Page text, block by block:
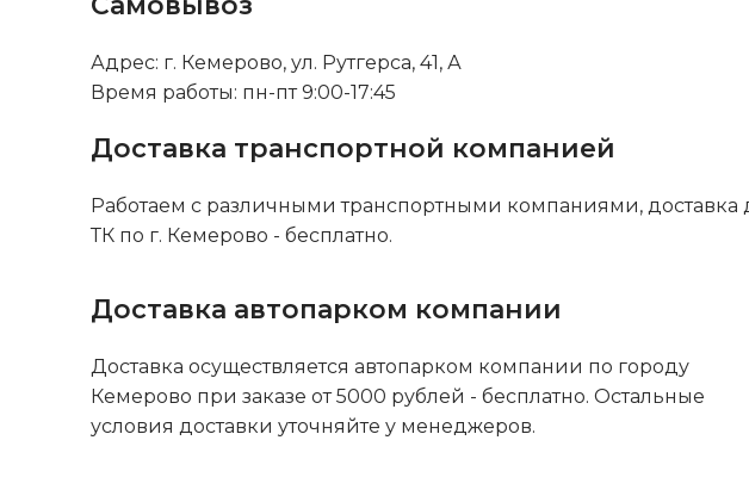
Адрес: г. Кемерово, ул. Рутгерса, 41, А
Время работы: пн-пт 9:00-17:45
Доставка транспортной компанией
Работаем с различными транспортными компаниями, доставка
ТК по г. Кемерово - бесплатно.
Доставка автопарком компании
Доставка осуществляется автопарком компании по городу
Кемерово при заказе от 5000 рублей - бесплатно. Остальные
условия доставки уточняйте у менеджеров.